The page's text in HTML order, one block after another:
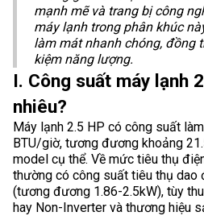
mạnh mẽ và trang bị công
máy lạnh trong phân khúc
làm mát nhanh chóng, đồng
kiệm năng lượng.​
I. Công suất máy lạnh
nhiêu?
Máy lạnh 2.5 HP có công suất
BTU/giờ, tương đương khoảng
model cụ thể. Về mức tiêu thụ
thường có công suất tiêu thụ dao
(tương đương 1.86-2.5kW), tùy
hay Non-Inverter và thương hiệu